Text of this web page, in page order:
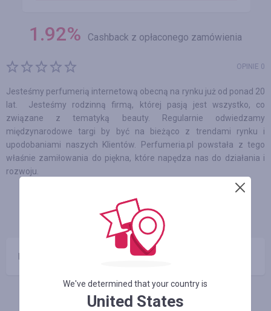
1.92% Cashback z opłaconego zamówienia
OPINIE 0
Jesteśmy perfumerią internetową obecną na rynku już od ponad 20
lat. Jesteśmy rodzinną firmą, której pasją jest wszystko, co
związane z tematyką beauty. Regularnie odwiedzamy
międzynarodowe targi by być na bieżąco z trendami rynku i
upodobaniami naszych Klientów. Perfumeria.pl powstała z tego
właśnie zamiłowania do piękna, które napędza nas do działania i
rozwoju.
GWARANCJA KUPONY
Podobne sklepy
We've determined that your country is
United States